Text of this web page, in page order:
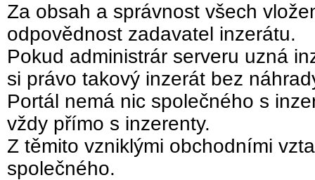
Za obsah a správnost všech
odpovědnost zadavatel inzerátu.
Pokud administrár serveru uzná
si právo takový inzerát bez
Portál nemá nic společného s
vždy přímo s inzerenty.
Z těmito vzniklými obchodními
společného.